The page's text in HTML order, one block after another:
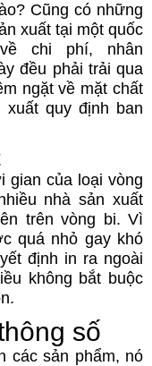
Cũng có những
xuất tại một quốc
chi phí, nhân
đều phải trải qua
ngặt về mặt chất
quy định ban
gian của loại vòng
nhà sản xuất
trên vòng bi. Vì
quá nhỏ gay khó
định in ra ngoài
không bắt buộc
số
các sản phẩm, nó